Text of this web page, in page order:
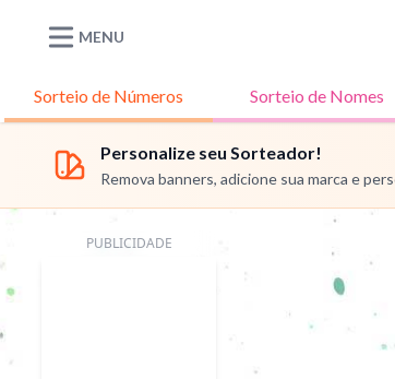
MENU
Sorteio deNúmeros Sorteio deNomes
Personalize seu Sorteador!
Remova banners, adicione sua marca e
PUBLICIDADE